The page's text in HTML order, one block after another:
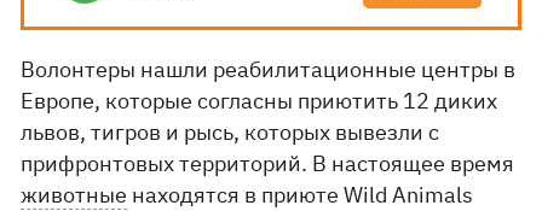
Волонтеры нашли реабилитационные центры в
Европе, которые согласны приютить 12 диких
львов, тигров и рысь, которых вывезли с
прифронтовых территорий. В настоящее время
животные находятся в приюте Wild Animals